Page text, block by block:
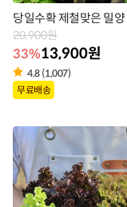
당일수확 제철맞은 밀양
20,900원
33%13,900원
4.8 (1,007)
상
라
벨
무료배송